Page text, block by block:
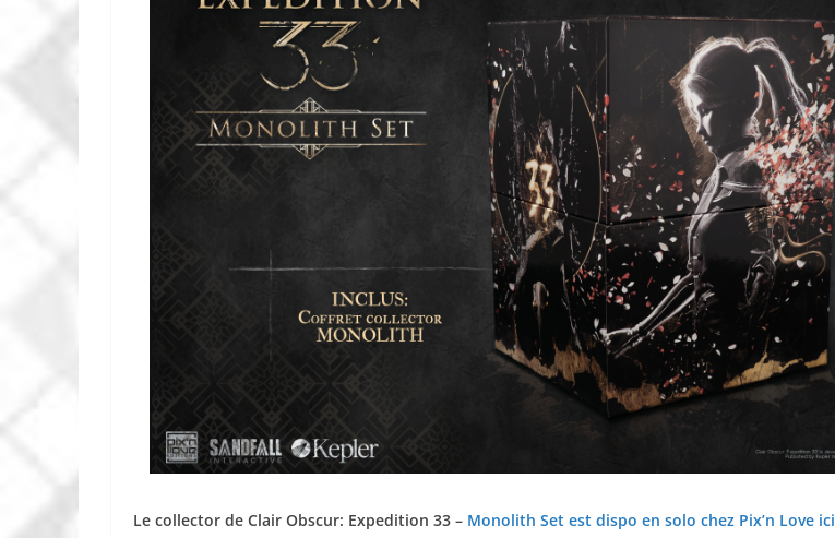
Le collector de Clair Obscur: Expedition 33 – Monolith Set est dispo en solo chez Pix’n Love ici